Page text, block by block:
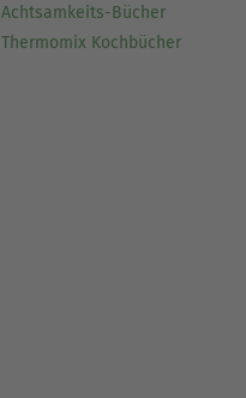
Achtsamkeits-Bücher
Thermomix Kochbücher